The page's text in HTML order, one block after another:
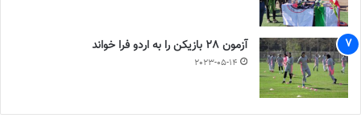
آزمون 28 بازیکن را به اردو فرا خواند
2023-05-14